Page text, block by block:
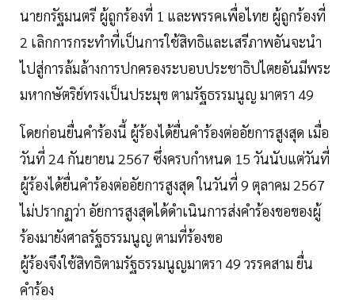
นายกรัฐมนตรี ผู้ถูกร้องที่ 1 และพรรคเพื่อไทย ผู้ถูกร้องที่
2 เลิกการกระทำที่เป็นการใช้สิทธิและเสรีภาพอันจะนำ
ไปสู่การล้มล้างการปกครองระบอบประชาธิปไตยอันมีพระ
มหากษัตริย์ทรงเป็นประมุข ตามรัฐธรรมนูญ มาตรา 49
โดยก่อนยื่นคำร้องนี้ ผู้ร้องได้ยื่นคำร้องต่ออัยการสูงสุด เมื่อ
วันที่ 24 กันยายน 2567 ซึ่งครบกำหนด 15 วันนับแต่วันที่
ผู้ร้องได้ยื่นคำร้องต่ออัยการสูงสุด ในวันที่ 9 ตุลาคม 2567
ไม่ปรากฏว่า อัยการสูงสุดได้ดำเนินการส่งคำร้องขอของผู้
ร้องมายังศาลรัฐธรรมนูญ ตามที่ร้องขอ
ผู้ร้องจึงใช้สิทธิตามรัฐธรรมนูญมาตรา 49 วรรคสาม ยื่น
คำร้อง